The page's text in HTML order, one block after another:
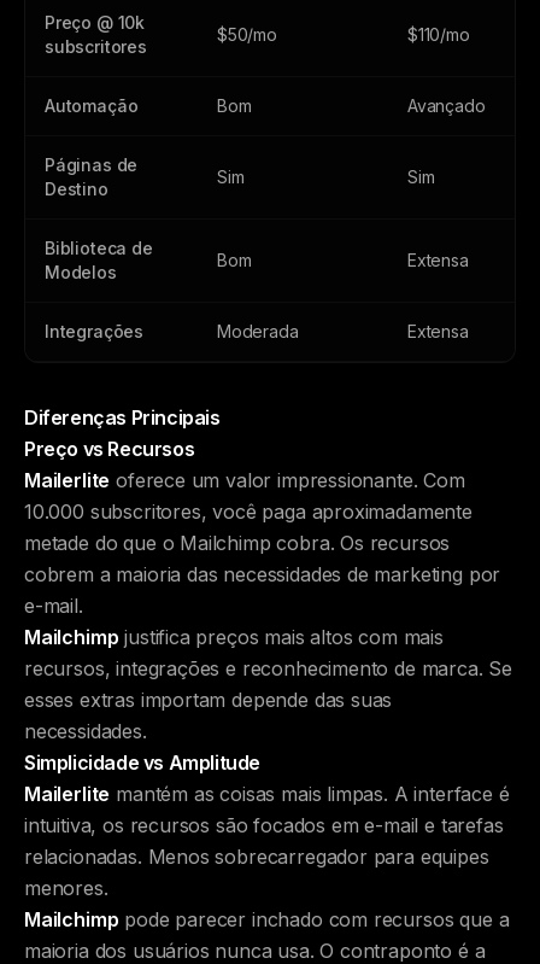
Preço @ 10k
subscritores
$50/mo $110/mo
Automação Bom Avançado
Páginas de
Destino
Sim Sim
Biblioteca de
Modelos
Bom Extensa
Integrações Moderada Extensa
Diferenças Principais
Preço vs Recursos
Mailerlite oferece um valor impressionante. Com
10.000 subscritores, você paga aproximadamente
metade do que o Mailchimp cobra. Os recursos
cobrem a maioria das necessidades de marketing por
e-mail.
Mailchimp justifica preços mais altos com mais
recursos, integrações e reconhecimento de marca. Se
esses extras importam depende das suas
necessidades.
Simplicidade vs Amplitude
Mailerlite mantém as coisas mais limpas. A interface é
intuitiva, os recursos são focados em e-mail e tarefas
relacionadas. Menos sobrecarregador para equipes
menores.
Mailchimp pode parecer inchado com recursos que a
maioria dos usuários nunca usa. O contraponto é a